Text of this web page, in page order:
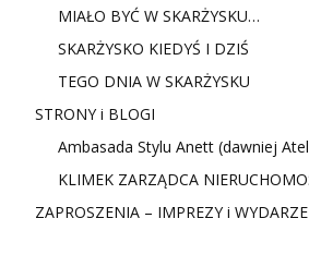
MIAŁO BYĆ W SKARŻYSKU…
SKARŻYSKO KIEDYŚ I DZIŚ
TEGO DNIA W SKARŻYSKU
STRONY i BLOGI
Ambasada Stylu Anett (dawniej
KLIMEK ZARZĄDCA
ZAPROSZENIA – IMPREZY i